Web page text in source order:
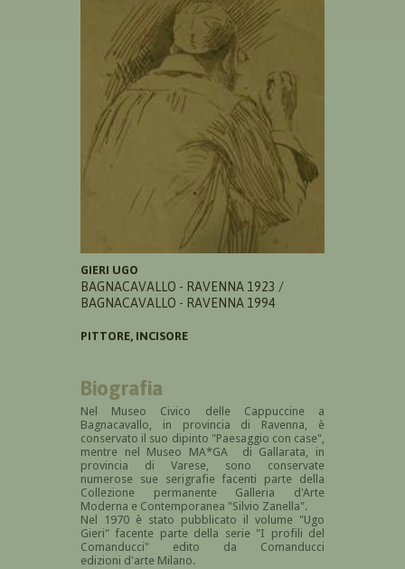
GIERI UGO
BAGNACAVALLO - RAVENNA 1923 /
BAGNACAVALLO - RAVENNA 1994
PITTORE, INCISORE
Biografia
Nel Museo Civico delle Cappuccine a
Bagnacavallo, in provincia di Ravenna, è
conservato il suo dipinto "Paesaggio con case",
mentre nel Museo MA*GA di Gallarata, in
provincia di Varese, sono conservate
numerose sue serigrafie facenti parte della
Collezione permanente Galleria d'Arte
Moderna e Contemporanea "Silvio Zanella".
Nel 1970 è stato pubblicato il volume "Ugo
Gieri" facente parte della serie "I profili del
Comanducci" edito da Comanducci
edizioni d'arte Milano.